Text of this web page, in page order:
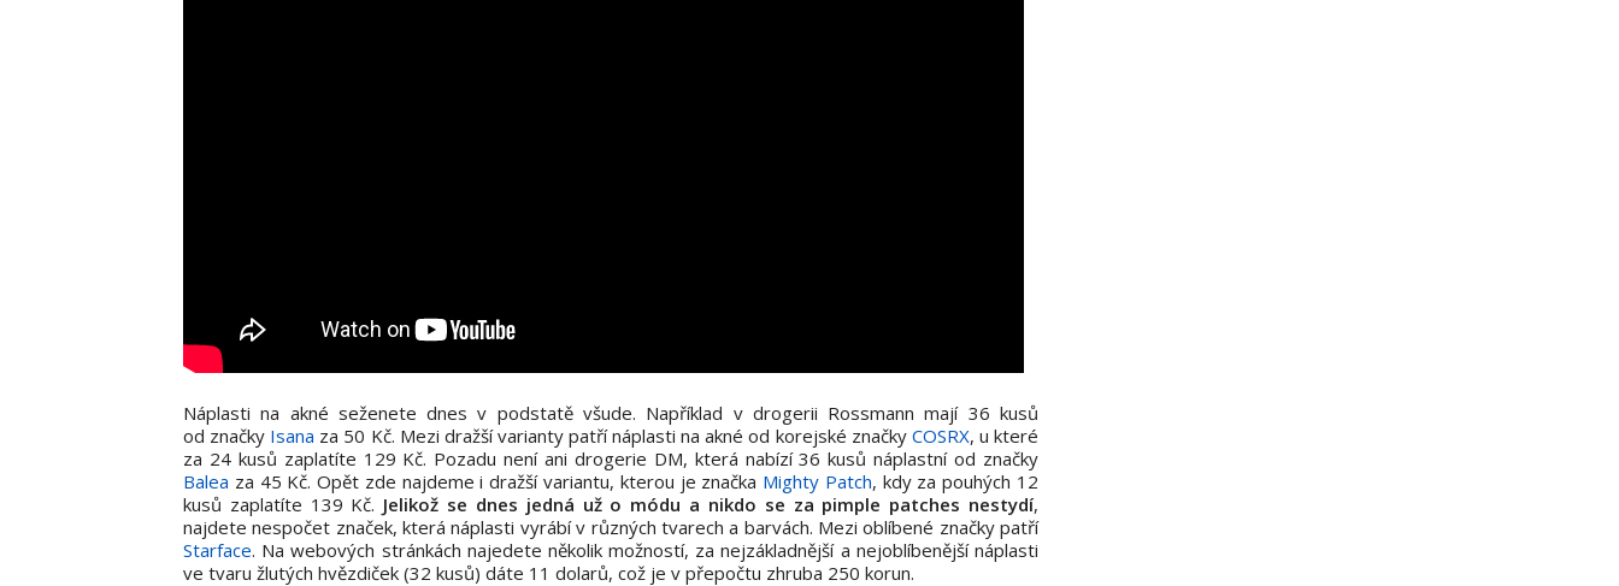
Náplasti na akné seženete dnes v podstatě všude. Například v drogerii Rossmann mají 36 kusů
od značky Isana za 50 Kč. Mezi dražší varianty patří náplasti na akné od korejské značky COSRX, u které
za 24 kusů zaplatíte 129 Kč. Pozadu není ani drogerie DM, která nabízí 36 kusů náplastní od značky
Balea za 45 Kč. Opět zde najdeme i dražší variantu, kterou je značka Mighty Patch, kdy za pouhých 12
kusů zaplatíte 139 Kč. Jelikož se dnes jedná už o módu a nikdo se za pimple patches nestydí,
najdete nespočet značek, která náplasti vyrábí v různých tvarech a barvách. Mezi oblíbené značky patří
Starface. Na webových stránkách najedete několik možností, za nejzákladnější a nejoblíbenější náplasti
ve tvaru žlutých hvězdiček (32 kusů) dáte 11 dolarů, což je v přepočtu zhruba 250 korun.